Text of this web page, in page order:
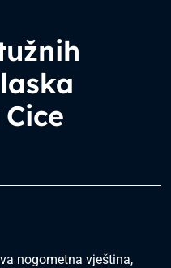
nogometna vještina,